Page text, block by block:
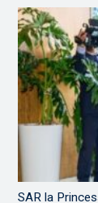
SAR la